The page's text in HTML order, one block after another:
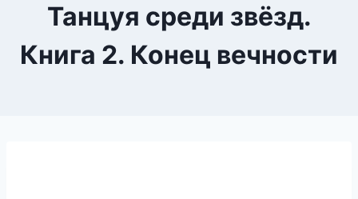
Танцуя среди звёзд.
Книга 2. Конец вечности